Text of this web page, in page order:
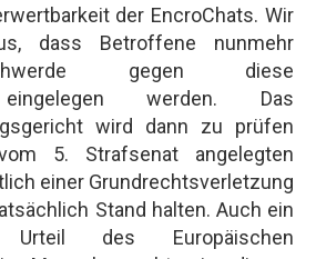
der EncroChats. Wir
dass Betroffene nunmehr
gegen diese
eingelegen werden. Das
wird dann zu prüfen
5. Strafsenat angelegten
einer Grundrechtsverletzung
Stand halten. Auch ein
Urteil des Europäischen